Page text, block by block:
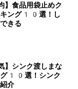
食品用袋止めク
キング10選！し
きる
シンク渡しまな
グ10選！シンク
介